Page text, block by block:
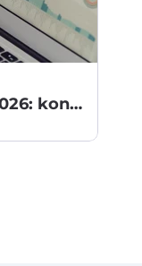
GK ACTION SA w I kw. 2026: konsekwentna realizacja strategii wzrostu